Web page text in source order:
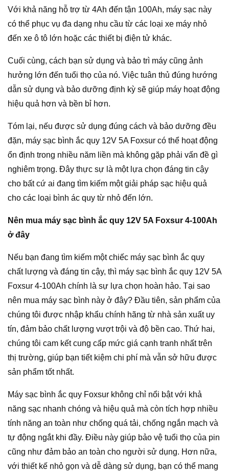
Với khả năng hỗ trợ từ 4Ah đến tận 100Ah, máy sạc này
có thể phục vụ đa dạng nhu cầu từ các loại xe máy nhỏ
đến xe ô tô lớn hoặc các thiết bị điện tử khác.
Cuối cùng, cách bạn sử dụng và bảo trì máy cũng ảnh
hưởng lớn đến tuổi thọ của nó. Việc tuân thủ đúng hướng
dẫn sử dụng và bảo dưỡng định kỳ sẽ giúp máy hoạt động
hiệu quả hơn và bền bỉ hơn.
Tóm lại, nếu được sử dụng đúng cách và bảo dưỡng đều
đặn, máy sạc bình ắc quy 12V 5A Foxsur có thể hoạt động
ổn định trong nhiều năm liền mà không gặp phải vấn đề gì
nghiêm trọng. Đây thực sự là một lựa chọn đáng tin cậy
cho bất cứ ai đang tìm kiếm một giải pháp sạc hiệu quả
cho các loại bình ác quy từ nhỏ đến lớn.
Nên mua máy sạc bình ắc quy 12V 5A Foxsur 4-100Ah
ở đây
Nếu bạn đang tìm kiếm một chiếc máy sạc bình ắc quy
chất lượng và đáng tin cậy, thì máy sạc bình ắc quy 12V 5A
Foxsur 4-100Ah chính là sự lựa chọn hoàn hảo. Tại sao
nên mua máy sạc bình này ở đây? Đầu tiên, sản phẩm của
chúng tôi được nhập khẩu chính hãng từ nhà sản xuất uy
tín, đảm bảo chất lượng vượt trội và độ bền cao. Thứ hai,
chúng tôi cam kết cung cấp mức giá cạnh tranh nhất trên
thị trường, giúp bạn tiết kiệm chi phí mà vẫn sở hữu được
sản phẩm tốt nhất.
Máy sạc bình ắc quy Foxsur không chỉ nổi bật với khả
năng sạc nhanh chóng và hiệu quả mà còn tích hợp nhiều
tính năng an toàn như chống quá tải, chống ngắn mạch và
tự động ngắt khi đầy. Điều này giúp bảo vệ tuổi thọ của pin
cũng như đảm bảo an toàn cho người sử dụng. Hơn nữa,
với thiết kế nhỏ gọn và dễ dàng sử dụng, bạn có thể mang